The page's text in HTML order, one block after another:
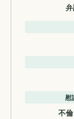
慰
不